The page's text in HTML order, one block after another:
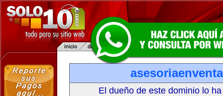
El dueño de este dominio lo